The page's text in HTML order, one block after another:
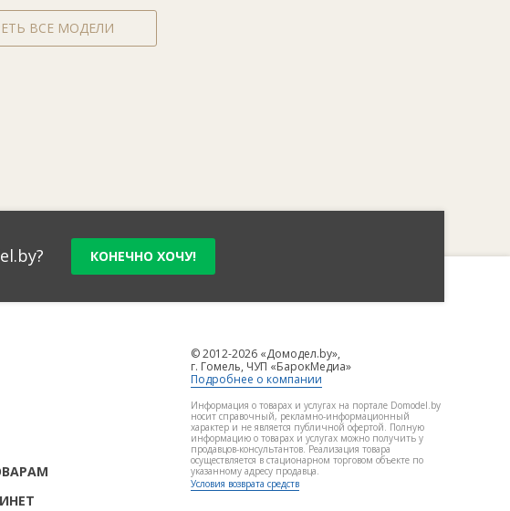
ВСЕ МОДЕЛИ
КОНЕЧНО ХОЧУ!
© 2012-2026 «Домодел.by»,
г. Гомель, ЧУП «БарокМедиа»
Подробнее о компании
Информация о товарах и услугах на портале Domodel.by
носит справочный, рекламно-информационный
характер и не является публичной офертой. Полную
информацию о товарах и услугах можно получить у
продавцов-консультантов. Реализация товара
осуществляется в стационарном торговом объекте по
указанному адресу продавца.
Условия возврата средств